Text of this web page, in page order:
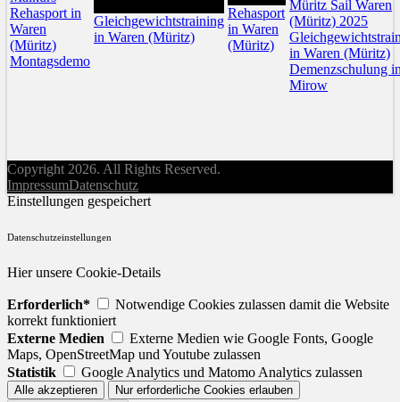
Rehasport in
Waren
(Müritz)
Montagsdemo
Gleichgewichtstraining
in Waren (Müritz)
Rehasport
in Waren
(Müritz)
Müritz Sail Waren
(Müritz) 2025
in Waren (Müritz)
Demenzschulung
Mirow
Copyright 2026. All Rights Reserved.
ImpressumDatenschutz
Einstellungen gespeichert
Datenschutzeinstellungen
Hier unsere Cookie-Details
Erforderlich*
Notwendige Cookies zulassen damit die Website
korrekt funktioniert
Externe Medien
Externe Medien wie Google Fonts, Google
Maps, OpenStreetMap und Youtube zulassen
Statistik
Google Analytics und Matomo Analytics zulassen